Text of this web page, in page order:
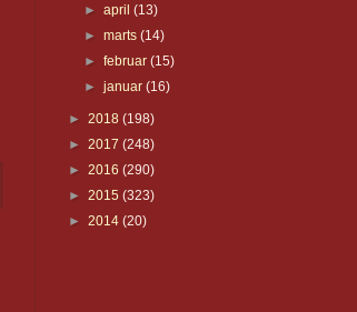
►april(13)
►marts(14)
►februar(15)
►januar(16)
► 2018 (198)
► 2017 (248)
► 2016 (290)
► 2015 (323)
► 2014 (20)